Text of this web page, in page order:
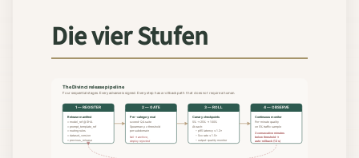
Die vier Stufen